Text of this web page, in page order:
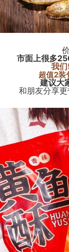
市面上很多
我
超值2装
建议大
和朋友分享